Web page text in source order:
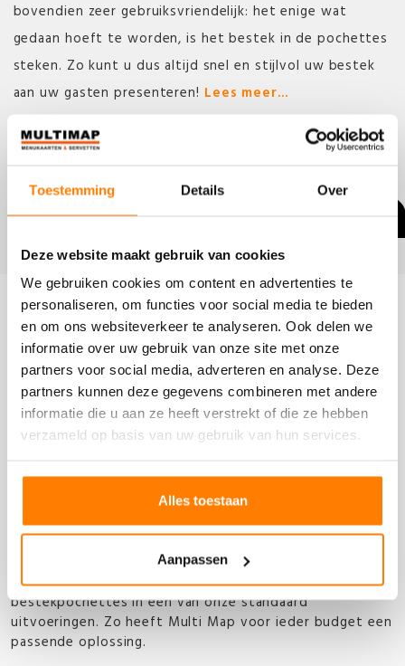
Toestemming Details Over
Deze website maakt gebruik van cookies
We gebruiken cookies om content en advertenties te
personaliseren, om functies voor social media te bieden
en om ons websiteverkeer te analyseren. Ook delen we
informatie over uw gebruik van onze site met onze
partners voor social media, adverteren en analyse. Deze
partners kunnen deze gegevens combineren met andere
informatie die u aan ze heeft verstrekt of die ze hebben
verzameld op basis van uw gebruik van hun services.
Alles toestaan
Aanpassen
bovendien zeer gebruiksvriendelijk: het enige wat
gedaan hoeft te worden, is het bestek in de pochettes
steken. Zo kunt u dus altijd snel en stijlvol uw bestek
aan uw gasten presenteren! Lees meer...
Productomschrijving
Airlaid pochettes voor een
aantrekkelijke prijs
airlaid bestekpochettes bestellen in allerlei kleuren en
uitvoeringen. De prijs van deze airlaid pochettes? Dat
hangt helemaal af van uw wensen. Wilt u de airlaid
pochettes bijvoorbeeld laten bedrukken met uw logo,
(bedrijfs)naam of een andere tekst? Dan verschilt de
prijs van wanneer u kiest voor de airlaid
bestekpochettes in een van onze standaard
uitvoeringen. Zo heeft Multi Map voor ieder budget een
passende oplossing.